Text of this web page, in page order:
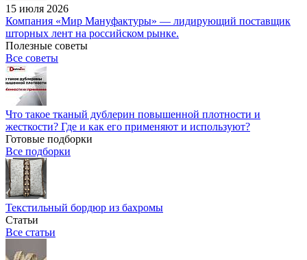
15 июля 2026
Компания «Мир Мануфактуры» — лидирующий поставщик
шторных лент на российском рынке.
Полезные советы
Все советы
Что такое тканый дублерин повышенной плотности и
жесткости? Где и как его применяют и используют?
Готовые подборки
Все подборки
Текстильный бордюр из бахромы
Статьи
Все статьи